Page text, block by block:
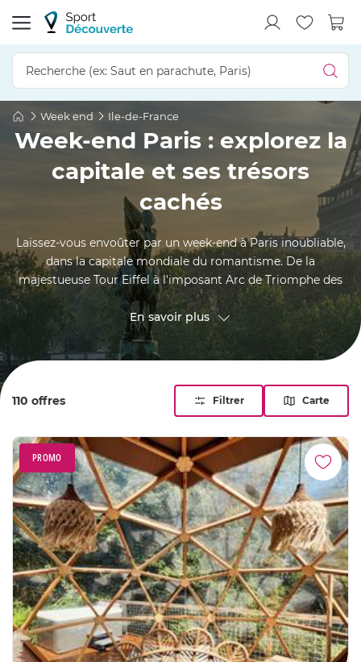
Week end Ile-de-France
Week-end Paris : explorez la
capitale et ses trésors
cachés
Laissez-vous envoûter par un week-end à Paris inoubliable,
dans la capitale mondiale du romantisme. De la
majestueuse Tour Eiffel à l'imposant Arc de Triomphe des
Champs-Élysées, la Ville Lumière réserve mille surprises :
cours de cuisine avec un chef étoilé, séjour gourmand et
spa, survol en hélicoptère ou balade insolite en quad. En
amoureux, entre amis ou en famille, composez votre
activités extraordinaires pour découvrir Paris sous son plus
beau jour.
En savoir plus
110 offres Filtrer Carte
PROMO